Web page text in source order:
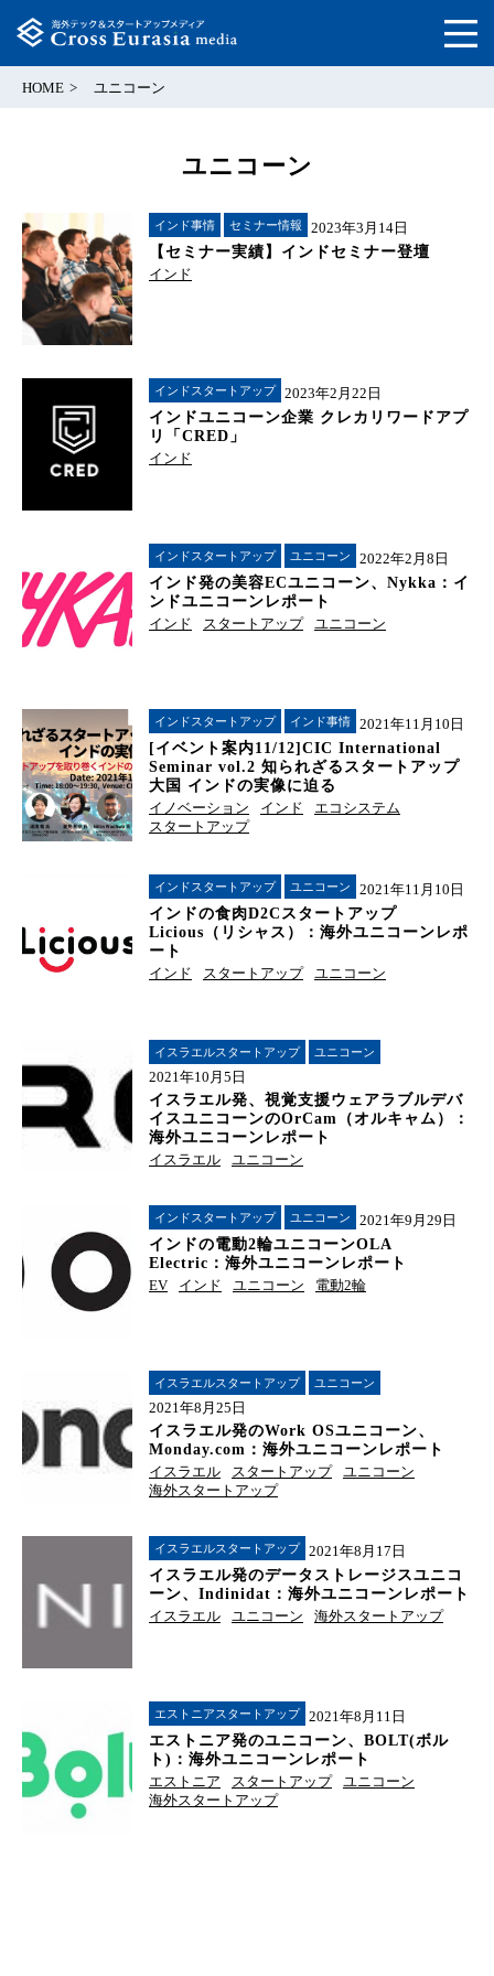
HOME ユニコーン
ユニコーン
インド事情 セミナー情報 2023年3月14日
【セミナー実績】インドセミナー登壇
インド
インドスタートアップ 2023年2月22日
インドユニコーン企業 クレカリワードアプ
リ「CRED」
インド
インドスタートアップ ユニコーン 2022年2月8日
インド発の美容ECユニコーン、Nykka：イ
ンドユニコーンレポート
インド スタートアップ ユニコーン
インドスタートアップ インド事情 2021年11月10日
[イベント案内11/12]CIC International
Seminar vol.2 知られざるスタートアップ
大国 インドの実像に迫る
イノベーション インド
エコシステム
スタートアップ
インドスタートアップ ユニコーン 2021年11月10日
インドの食肉D2Cスタートアップ
Licious（リシャス）：海外ユニコーンレポ
ート
インド スタートアップ ユニコーン
イスラエルスタートアップ ユニコーン
2021年10月5日
イスラエル発、視覚支援ウェアラブルデバ
イスユニコーンのOrCam（オルキャム）：
海外ユニコーンレポート
イスラエル ユニコーン
インドスタートアップ ユニコーン 2021年9月29日
インドの電動2輪ユニコーンOLA
Electric：海外ユニコーンレポート
EV インド ユニコーン 電動2輪
イスラエルスタートアップ ユニコーン
2021年8月25日
イスラエル発のWork OSユニコーン、
Monday.com：海外ユニコーンレポート
イスラエル スタートアップ
ユニコーン
海外スタートアップ
イスラエルスタートアップ 2021年8月17日
イスラエル発のデータストレージスユニコ
ーン、Indinidat：海外ユニコーンレポート
イスラエル ユニコーン 海外スタートアップ
エストニアスタートアップ 2021年8月11日
エストニア発のユニコーン、BOLT(ボル
ト)：海外ユニコーンレポート
エストニア スタートアップ
ユニコーン
海外スタートアップ